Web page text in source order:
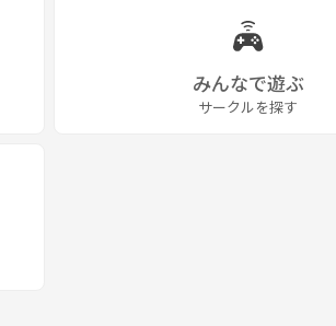
みんなで遊ぶ
サークルを探す